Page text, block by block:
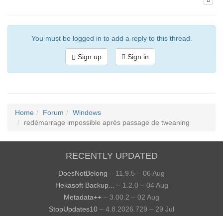
You must be logged in to add a reply to this thread.
Sign up Sign in
Home Forum
Windows
redémarrage impossible après passage de tweaning
RECENTLY UPDATED
DoesNotBelong – 11.9.5 – 06 Aug
Hekasoft Backup...
– 1.2.0 – 04 Aug
Metadata++ – 3.00.2 – 02 Aug
StopUpdates10 – 4.8.2026.729 – 29 Jul